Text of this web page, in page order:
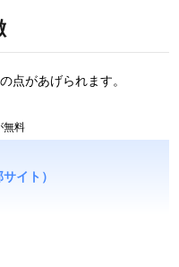
点があげられます。
無料
単に登録可能
イト）